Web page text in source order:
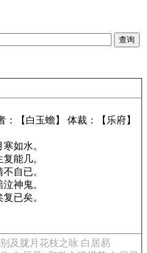
：【白玉蟾】 体裁：【乐府】
如水。
能几。
自已。
神鬼。
已矣。
及胧月花枝之咏 白居易